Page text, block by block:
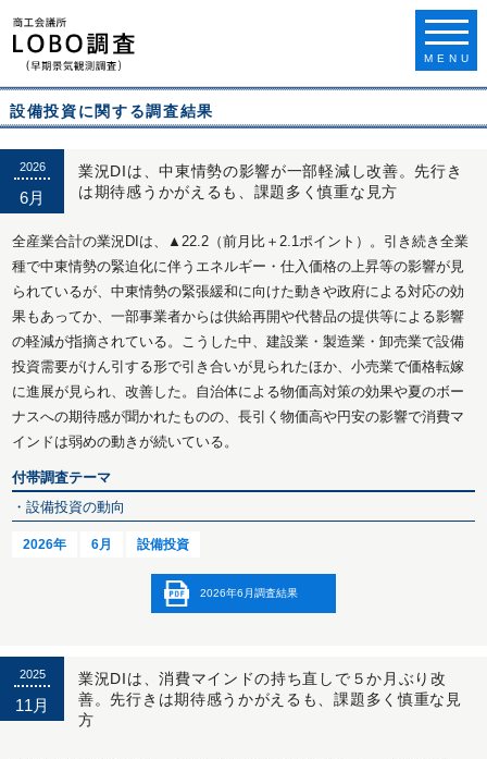
MENU
設備投資に関する調査結果
2026
6月
業況DIは、中東情勢の影響が一部軽減し改善。先行き
は期待感うかがえるも、課題多く慎重な見方
全産業合計の業況DIは、▲22.2（前月比＋2.1ポイント）。引き続き全業
種で中東情勢の緊迫化に伴うエネルギー・仕入価格の上昇等の影響が見
られているが、中東情勢の緊張緩和に向けた動きや政府による対応の効
果もあってか、一部事業者からは供給再開や代替品の提供等による影響
の軽減が指摘されている。こうした中、建設業・製造業・卸売業で設備
投資需要がけん引する形で引き合いが見られたほか、小売業で価格転嫁
に進展が見られ、改善した。自治体による物価高対策の効果や夏のボー
ナスへの期待感が聞かれたものの、長引く物価高や円安の影響で消費マ
インドは弱めの動きが続いている。
付帯調査テーマ
・設備投資の動向
2026年 6月 設備投資
2026年6月調査結果
2025
11月
業況DIは、消費マインドの持ち直しで５か月ぶり改
善。先行きは期待感うかがえるも、課題多く慎重な見
方